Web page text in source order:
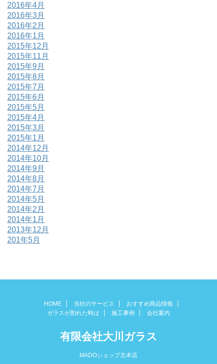
2016年4月
2016年3月
2016年2月
2016年1月
2015年12月
2015年11月
2015年9月
2015年8月
2015年7月
2015年6月
2015年5月
2015年4月
2015年3月
2015年1月
2014年12月
2014年10月
2014年9月
2014年8月
2014年7月
2014年5月
2014年2月
2014年1月
2013年12月
201年5月
HOME 当社のサービス
おすすめ商品情報
ガラスが割れた時は
施工事例 会社案内
有限会社大川ガラス
MADOショップ北本店